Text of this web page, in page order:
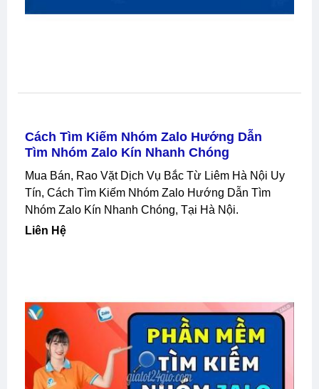
Cách Tìm Kiếm Nhóm Zalo Hướng Dẫn
Tìm Nhóm Zalo Kín Nhanh Chóng
Mua Bán, Rao Vặt Dịch Vụ Bắc Từ Liêm Hà Nội Uy
Tín, Cách Tìm Kiếm Nhóm Zalo Hướng Dẫn Tìm
Nhóm Zalo Kín Nhanh Chóng, Tại Hà Nội.
Liên Hệ